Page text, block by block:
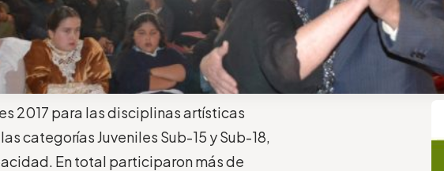
2017 para las disciplinas artísticas
categorías Juveniles Sub-15 y Sub-18,
En total participaron más de